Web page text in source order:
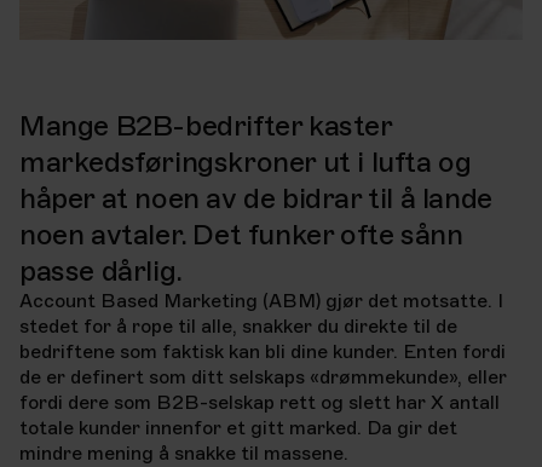
Mange B2B-bedrifter kaster
markedsføringskroner ut i lufta og
håper at noen av de bidrar til å lande
noen avtaler. Det funker ofte sånn
passe dårlig.
Account Based Marketing (ABM) gjør det motsatte. I
stedet for å rope til alle, snakker du direkte til de
bedriftene som faktisk kan bli dine kunder. Enten fordi
de er definert som ditt selskaps «drømmekunde», eller
fordi dere som B2B-selskap rett og slett har X antall
totale kunder innenfor et gitt marked. Da gir det
mindre mening å snakke til massene.